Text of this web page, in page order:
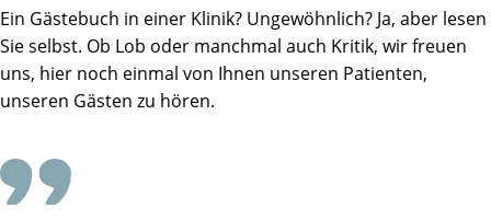
Ein Gästebuch in einer Klinik? Ungewöhnlich? Ja, aber lesen
Sie selbst. Ob Lob oder manchmal auch Kritik, wir freuen
uns, hier noch einmal von Ihnen unseren Patienten,
unseren Gästen zu hören.